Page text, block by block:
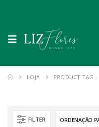
LOJA PRODUCT TAG -
FILTER